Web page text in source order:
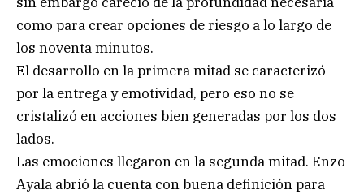
como para crear opciones de riesgo a lo largo de
los noventa minutos.
El desarrollo en la primera mitad se caracterizó
por la entrega y emotividad, pero eso no se
cristalizó en acciones bien generadas por los dos
lados.
Las emociones llegaron en la segunda mitad. Enzo
Ayala abrió la cuenta con buena definición para